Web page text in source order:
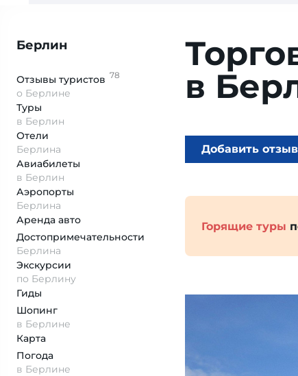
Берлин
Отзывы туристов 78
о Берлине
Туры
в Берлин
Отели
Берлина
Авиабилеты
в Берлин
Аэропорты
Берлина
Аренда авто
Достопримеча­тельности
Берлина
Экскурсии
по Берлину
Гиды
Шопинг
в Берлине
Карта
Погода
в Берлине
в
Добавить отзыв
Горящие туры